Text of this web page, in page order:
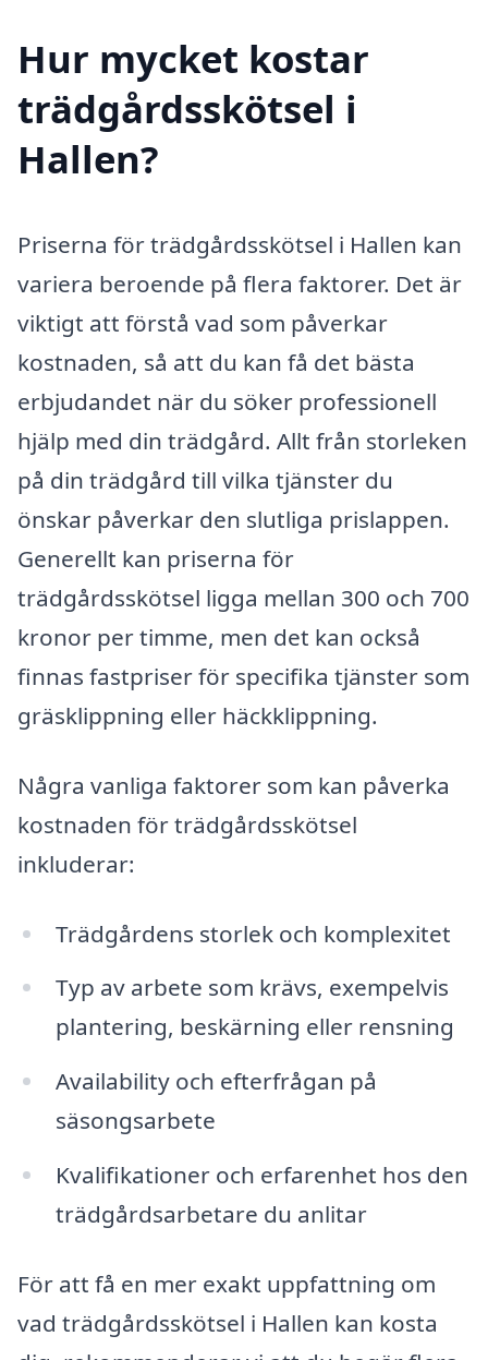
Hur mycket kostar
trädgårdsskötsel i
Hallen?
Priserna för trädgårdsskötsel i Hallen kan
variera beroende på flera faktorer. Det är
viktigt att förstå vad som påverkar
kostnaden, så att du kan få det bästa
erbjudandet när du söker professionell
hjälp med din trädgård. Allt från storleken
på din trädgård till vilka tjänster du
önskar påverkar den slutliga prislappen.
Generellt kan priserna för
trädgårdsskötsel ligga mellan 300 och 700
kronor per timme, men det kan också
finnas fastpriser för specifika tjänster som
gräsklippning eller häckklippning.
Några vanliga faktorer som kan påverka
kostnaden för trädgårdsskötsel
inkluderar:
Trädgårdens storlek och komplexitet
Typ av arbete som krävs, exempelvis
plantering, beskärning eller rensning
Availability och efterfrågan på
säsongsarbete
Kvalifikationer och erfarenhet hos den
trädgårdsarbetare du anlitar
För att få en mer exakt uppfattning om
vad trädgårdsskötsel i Hallen kan kosta